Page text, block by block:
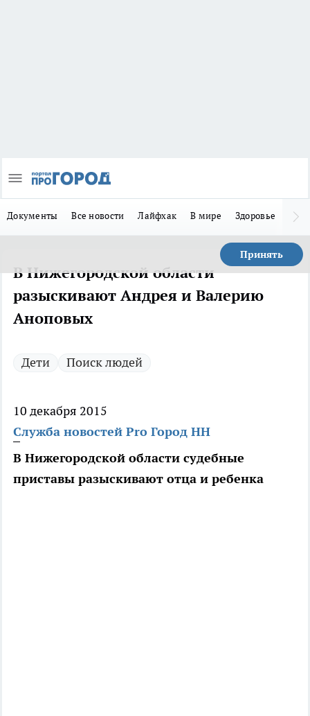
Документы Все новости Лайфхак В мире Здоровье
Принять
В Нижегородской области
разыскивают Андрея и Валерию
Аноповых
Дети Поиск людей
10 декабря 2015
Служба новостей Pro Город НН
В Нижегородской области судебные
приставы разыскивают отца и ребенка